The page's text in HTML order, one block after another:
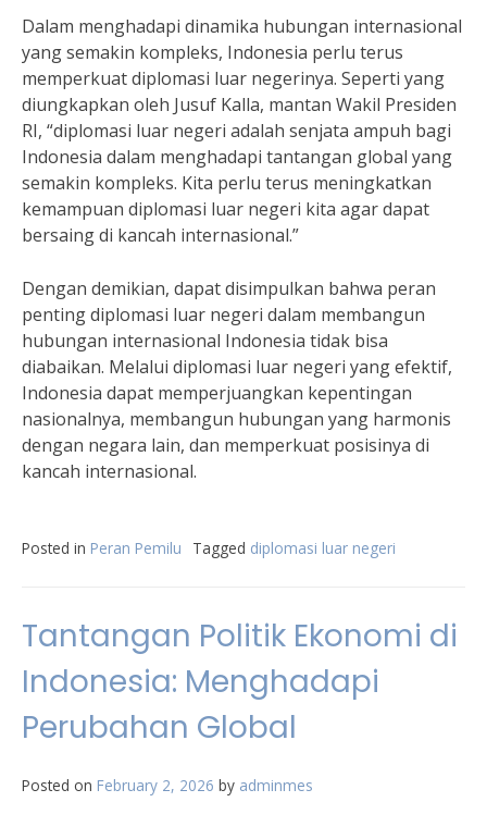
Dalam menghadapi dinamika hubungan internasional
yang semakin kompleks, Indonesia perlu terus
memperkuat diplomasi luar negerinya. Seperti yang
diungkapkan oleh Jusuf Kalla, mantan Wakil Presiden
RI, “diplomasi luar negeri adalah senjata ampuh bagi
Indonesia dalam menghadapi tantangan global yang
semakin kompleks. Kita perlu terus meningkatkan
kemampuan diplomasi luar negeri kita agar dapat
bersaing di kancah internasional.”
Dengan demikian, dapat disimpulkan bahwa peran
penting diplomasi luar negeri dalam membangun
hubungan internasional Indonesia tidak bisa
diabaikan. Melalui diplomasi luar negeri yang efektif,
Indonesia dapat memperjuangkan kepentingan
nasionalnya, membangun hubungan yang harmonis
dengan negara lain, dan memperkuat posisinya di
kancah internasional.
Posted in Peran Pemilu Tagged diplomasi luar negeri
Tantangan Politik Ekonomi di
Indonesia: Menghadapi
Perubahan Global
Posted on February 2, 2026 by adminmes